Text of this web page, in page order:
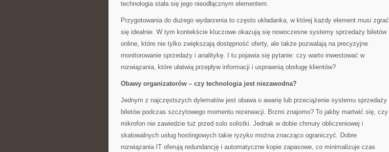
technologia stała się jego nieodłącznym elementem.
Przygotowania do dużego wydarzenia to często układanka, w której każdy element musi zgrać
się idealnie. W tym kontekście kluczowe okazują się nowoczesne systemy sprzedaży biletów
online, które nie tylko zwiększają dostępność oferty, ale także pozwalają na precyzyjne
monitorowanie sprzedaży i analitykę. I tu pojawia się pytanie: czy warto inwestować w
rozwiązania, które ułatwią przepływ informacji i usprawnią obsługę klientów?
Obawy organizatorów – czy technologia jest niezawodna?
Jednym z najczęstszych dylematów jest obawa o awarię lub przeciążenie systemu sprzedaży
biletów podczas szczytowego momentu rezerwacji. Brzmi znajomo? To jakby martwić się, czy
mikrofon nie zawiedzie tuż przed solo solistki. Jednak w dobie chmury obliczeniowej i
skalowalnych usług hostingowych takie ryzyko można znacząco ograniczyć. Dobre
rozwiązania IT oferują redundancję i automatyczne kopie zapasowe, co minimalizuje czas